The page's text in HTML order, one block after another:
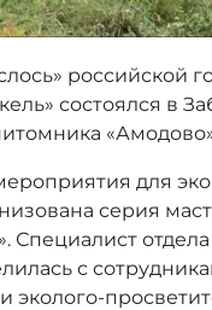
российской
состоялся в
для
серия
Специалист
с